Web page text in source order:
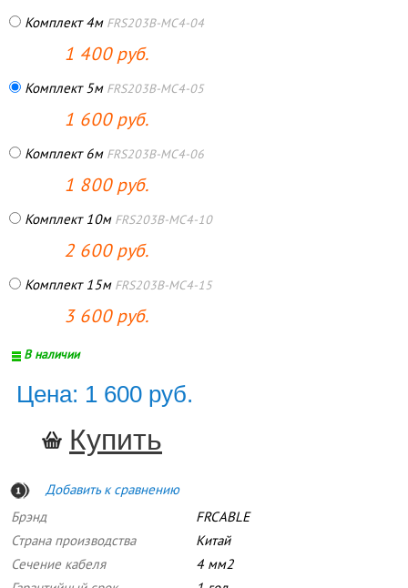
Комплект 4м FRS203B-MC4-04
1 400 руб.
Комплект 5м FRS203B-MC4-05
1 600 руб.
Комплект 6м FRS203B-MC4-06
1 800 руб.
Комплект 10м FRS203B-MC4-10
2 600 руб.
Комплект 15м FRS203B-MC4-15
3 600 руб.
В наличии
Цена: 1 600 руб.
Добавить к сравнению
Брэнд
FRCABLE
Страна производства
Китай
Сечение кабеля
4 мм2